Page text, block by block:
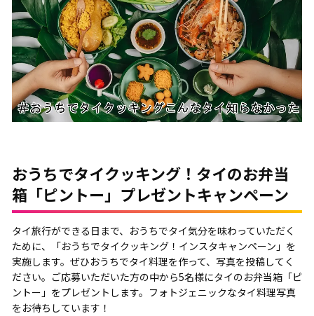
おうちでタイクッキング！タイのお弁当
箱「ピントー」プレゼントキャンペーン
タイ旅行ができる日まで、おうちでタイ気分を味わっていただく
ために、「おうちでタイクッキング！インスタキャンペーン」を
実施します。ぜひおうちでタイ料理を作って、写真を投稿してく
ださい。ご応募いただいた方の中から5名様にタイのお弁当箱「ピ
ントー」をプレゼントします。フォトジェニックなタイ料理写真
をお待ちしています！